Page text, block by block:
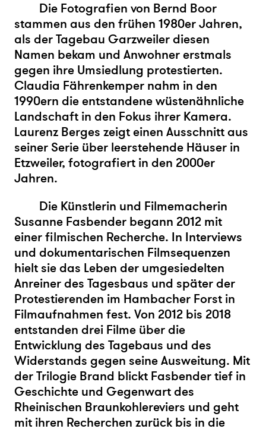
Die Fotografien von Bernd Boor
stammen aus den frühen 1980er Jahren,
als der Tagebau Garzweiler diesen
Namen bekam und Anwohner erstmals
gegen ihre Umsiedlung protestierten.
Claudia Fährenkemper nahm in den
1990ern die entstandene wüstenähnliche
Landschaft in den Fokus ihrer Kamera.
Laurenz Berges zeigt einen Ausschnitt aus
seiner Serie über leerstehende Häuser in
Etzweiler, fotografiert in den 2000er
Jahren.
Die Künstlerin und Filmemacherin
Susanne Fasbender begann 2012 mit
einer filmischen Recherche. In Interviews
und dokumentarischen Filmsequenzen
hielt sie das Leben der umgesiedelten
Anreiner des Tagesbaus und später der
Protestierenden im Hambacher Forst in
Filmaufnahmen fest. Von 2012 bis 2018
entstanden drei Filme über die
Entwicklung des Tagebaus und des
Widerstands gegen seine Ausweitung. Mit
der Trilogie Brand blickt Fasbender tief in
Geschichte und Gegenwart des
Rheinischen Braunkohlereviers und geht
mit ihren Recherchen zurück bis in die